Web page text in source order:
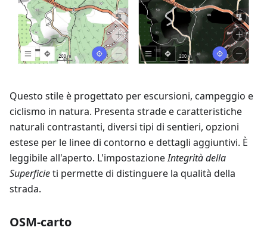
Questo stile è progettato per escursioni, campeggio e
ciclismo in natura. Presenta strade e caratteristiche
naturali contrastanti, diversi tipi di sentieri, opzioni
estese per le linee di contorno e dettagli aggiuntivi. È
leggibile all'aperto. L'impostazioneIntegrità della
Superficieti permette di distinguere la qualità della
strada.
OSM-carto